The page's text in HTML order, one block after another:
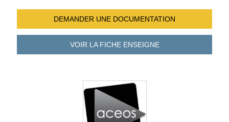
DEMANDER UNE DOCUMENTATION
VOIR LA FICHEENSEIGNE